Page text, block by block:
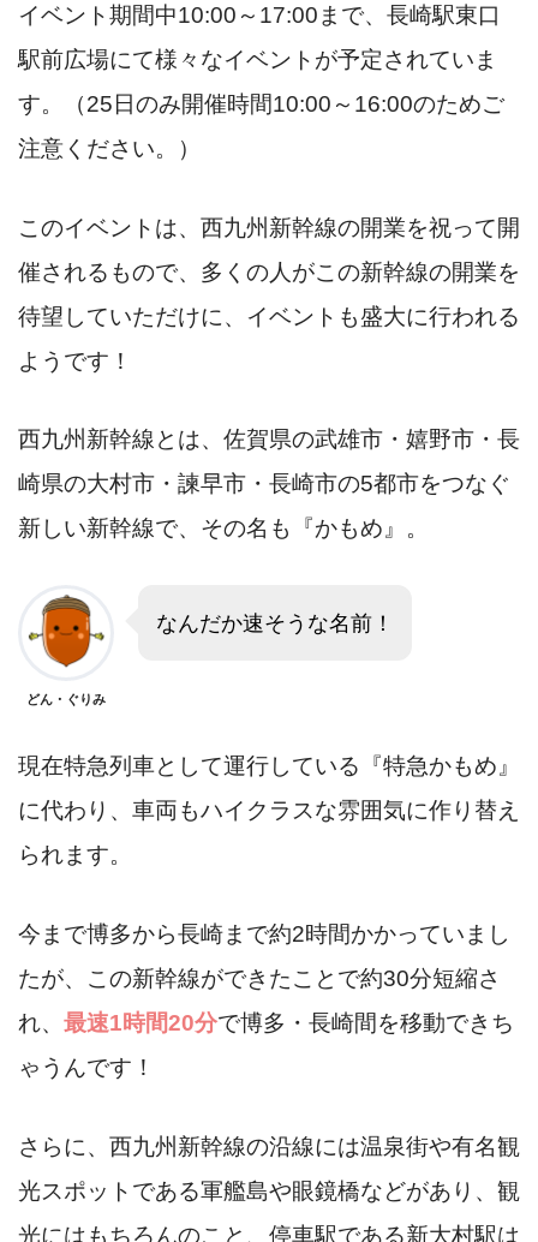
イベント期間中10:00～17:00まで、長崎駅東口
駅前広場にて様々なイベントが予定されていま
す。（25日のみ開催時間10:00～16:00のためご
注意ください。）
このイベントは、西九州新幹線の開業を祝って開
催されるもので、多くの人がこの新幹線の開業を
待望していただけに、イベントも盛大に行われる
ようです！
西九州新幹線とは、佐賀県の武雄市・嬉野市・長
崎県の大村市・諫早市・長崎市の5都市をつなぐ
新しい新幹線で、その名も『かもめ』。
どん・ぐりみ
なんだか速そうな名前！
現在特急列車として運行している『特急かもめ』
に代わり、車両もハイクラスな雰囲気に作り替え
られます。
今まで博多から長崎まで約2時間かかっていまし
たが、この新幹線ができたことで約30分短縮さ
れ、 最速1時間20分で博多・長崎間を移動できち
ゃうんです！
さらに、西九州新幹線の沿線には温泉街や有名観
光スポットである軍艦島や眼鏡橋などがあり、観
光にはもちろんのこと、停車駅である新大村駅は